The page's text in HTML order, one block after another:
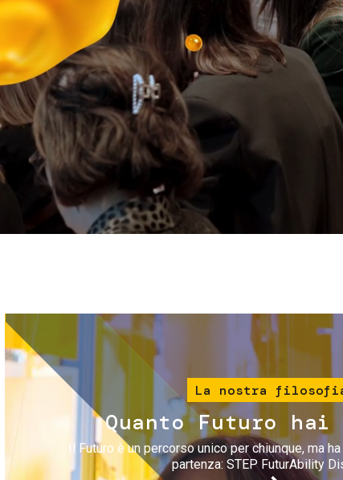
Immagine
La nostra
Quanto Futuro hai
Il Futuro è un percorso unico per chiunque, ma
partenza: STEP FuturAbility